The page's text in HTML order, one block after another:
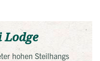
Lodge
hohen Steilhangs